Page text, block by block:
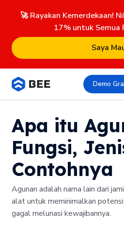
🚀 Rayakan Kemerdekaan!
17% untuk Semua
Saya
Demo
Apa itu
Fungsi,
Contohnya
Agunan adalah nama lain dari
alat untuk meminimalkan
gagal melunasi kewajibannya.